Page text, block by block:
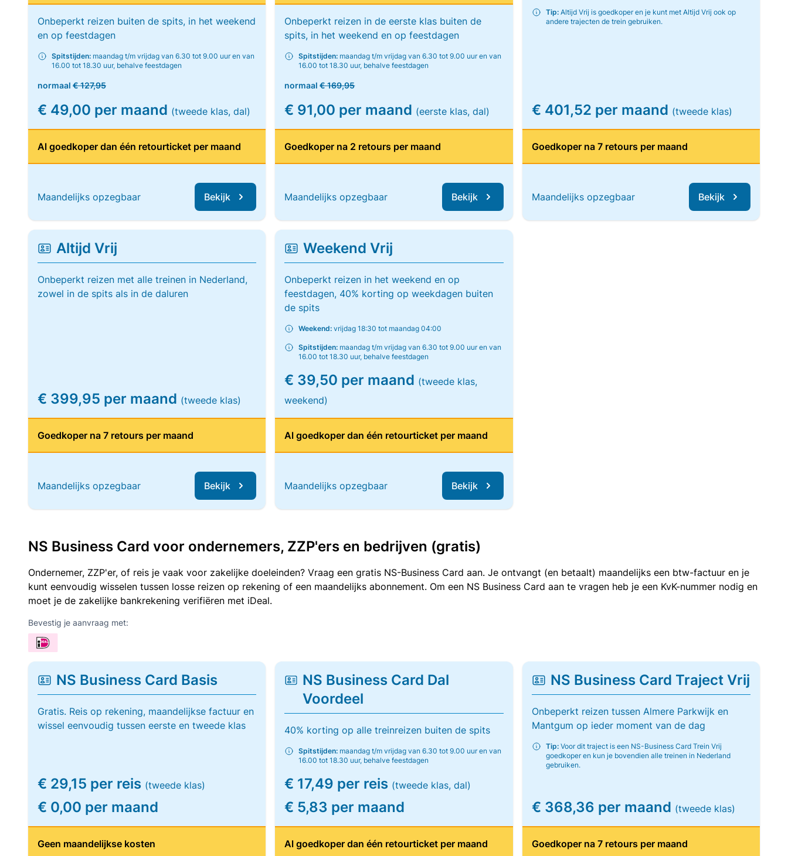
Onbeperkt reizen buiten de spits, in het weekend
en op feestdagen
Spitstijden: maandag t/m vrijdag van 6.30 tot 9.00 uur en van
16.00 tot 18.30 uur, behalve feestdagen
normaal € 127,95
€ 49,00 per maand (tweede klas, dal)
Al goedkoper dan één retourticket per maand
Maandelijks opzegbaar Bekijk
Onbeperkt reizen in de eerste klas buiten de
spits, in het weekend en op feestdagen
Spitstijden: maandag t/m vrijdag van 6.30 tot 9.00 uur en van
16.00 tot 18.30 uur, behalve feestdagen
normaal€ 169,95
€ 91,00 per maand (eerste klas, dal)
Goedkoper na 2 retours per maand
Maandelijks opzegbaar Bekijk
Tip:Altijd Vrij is goedkoper en je kunt met Altijd Vrij ook op
andere trajecten de trein gebruiken.
€ 401,52 per maand (tweede klas)
Goedkoper na 7 retours per maand
Maandelijks opzegbaar Bekijk
Altijd Vrij
Onbeperkt reizen met alle treinen in Nederland,
zowel in de spits als in de daluren
€ 399,95 per maand (tweede klas)
Goedkoper na 7 retours per maand
Maandelijks opzegbaar Bekijk
Weekend Vrij
Onbeperkt reizen in het weekend en op
feestdagen, 40% korting op weekdagen buiten
de spits
Weekend: vrijdag 18:30 tot maandag 04:00
Spitstijden: maandag t/m vrijdag van 6.30 tot 9.00 uur en van
16.00 tot 18.30 uur, behalve feestdagen
€ 39,50 per maand (tweede klas,
weekend)
Al goedkoper dan één retourticket per maand
Maandelijks opzegbaar Bekijk
NS Business Card voor ondernemers, ZZP'ers en bedrijven (gratis)
Ondernemer, ZZP'er, of reis je vaak voor zakelijke doeleinden? Vraag een gratis NS-Business Card aan. Je ontvangt (en betaalt) maandelijks een btw-factuur en je
kunt eenvoudig wisselen tussen losse reizen op rekening of een maandelijks abonnement. Om een NS Business Card aan te vragen heb je een KvK-nummer nodig en
moet je de zakelijke bankrekening verifiëren met iDeal.
Bevestig je aanvraag met:
NS Business Card Basis
Gratis. Reis op rekening, maandelijkse factuur en
wissel eenvoudig tussen eerste en tweede klas
€ 29,15 per reis (tweede klas)
€ 0,00 per maand
Geen maandelijkse kosten
NS Business Card Dal
Voordeel
40% korting op alle treinreizen buiten de spits
Spitstijden: maandag t/m vrijdag van 6.30 tot 9.00 uur en van
16.00 tot 18.30 uur, behalve feestdagen
€ 17,49 per reis (tweede klas, dal)
€ 5,83 per maand
Al goedkoper dan één retourticket per maand
NS Business Card Traject Vrij
Onbeperkt reizen tussen Almere Parkwijk en
Mantgum op ieder moment van de dag
Tip:Voor dit traject is een NS-Business Card Trein Vrij
goedkoper en kun je bovendien alle treinen in Nederland
gebruiken.
€ 368,36 per maand (tweede klas)
Goedkoper na 7 retours per maand